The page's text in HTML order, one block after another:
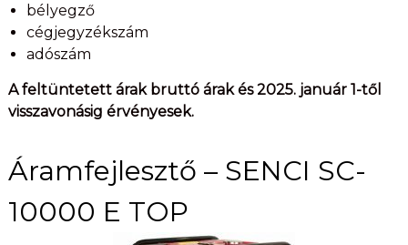
bélyegző
cégjegyzékszám
adószám
A feltüntetett árak bruttó árak és 2025. január 1-től
visszavonásig érvényesek.
Áramfejlesztő – SENCI SC-
10000 E TOP